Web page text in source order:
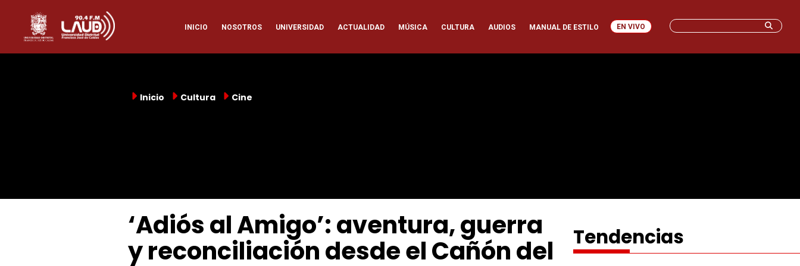
contenido
principal
Navegación
principal
INICIO NOSOTROS UNIVERSIDAD ACTUALIDAD MÚSICA CULTURA AUDIOS MANUAL DE ESTILO EN VIVO
Inicio Cultura Cine
‘Adiós al Amigo’: aventura, guerra
y reconciliación desde el Cañón del Tendencias